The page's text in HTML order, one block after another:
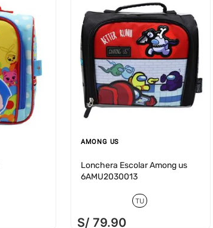
AMONG US
Lonchera Escolar Among us
6AMU2030013
TU
S/ 79.90